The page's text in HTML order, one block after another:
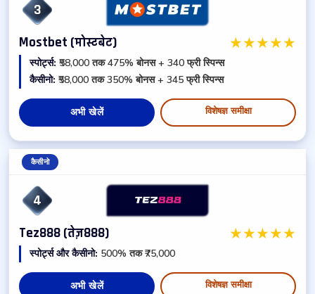
3
Mostbet (मोस्टबेट) ★★★★★
स्पोर्ट्स: ₹58,000 तक 475% बोनस + 340 फ्री स्पिन्स
कैसीनो: ₹58,000 तक 350% बोनस + 345 फ्री स्पिन्स
अभी खेलें विशेषज्ञ समीक्षा
कैसीनो
4
Tez888 (तेज़888) ★★★★★
स्पोर्ट्स और कैसीनो: 500% तक ₹75,000
अभी खेलें विशेषज्ञ समीक्षा